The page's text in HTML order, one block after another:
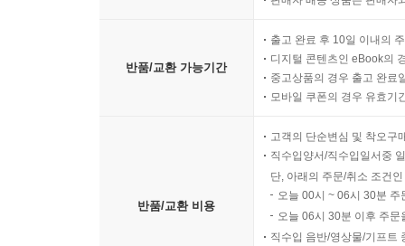
반품/교환 가능기간
출고 완료 후 10일 이내의
디지털 콘텐츠인 eBook의
중고상품의 경우 출고 완료
모바일 쿠폰의 경우 유효기
반품/교환 비용
고객의 단순변심 및 착오구
직수입양서/직수입일서중
단, 아래의 주문/취소 조건
오늘 00시 ~ 06시 30분
오늘 06시 30분 이후 주
직수입 음반/영상물/기프트